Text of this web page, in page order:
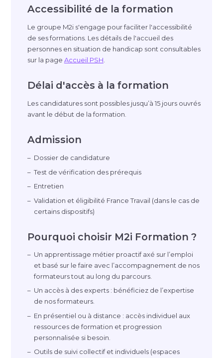
Accessibilité de la formation
Le groupe M2i s'engage pour faciliter l'accessibilité
de ses formations. Les détails de l'accueil des
personnes en situation de handicap sont consultables
sur la page Accueil PSH
Délai d'accès à la formation
Les candidatures sont possibles jusqu’à 15 jours ouvrés
avant le début de la formation.
Admission
Dossier de candidature
Test de vérification des prérequis
Entretien
Validation et éligibilité France Travail (dans le cas de
certains dispositifs)
Pourquoi choisir M2i Formation ?
Un apprentissage métier proactif axé sur l’emploi
et basé sur le faire avec l’accompagnement de nos
formateurs tout au long du parcours.
Un accès à des experts : bénéficiez de l’expertise
de nos formateurs.
En présentiel ou à distance : accès individuel aux
ressources de formation et progression
personnalisée si besoin.
Outils de suivi collectif et individuels (espaces